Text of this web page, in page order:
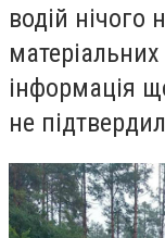
водій нічого
інформація
не